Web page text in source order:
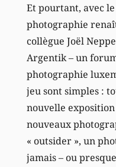
Et pourtant, avec
photographie
collègue Joël
Argentik – un
photographie
jeu sont simples :
nouvelle
nouveaux
« outsider », un
jamais – ou